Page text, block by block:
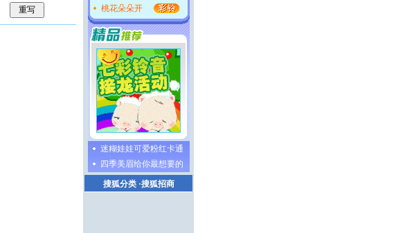
桃花朵朵开
迷糊娃娃可爱粉红卡通
四季美眉给你最想要的
搜狐分类·搜狐招商